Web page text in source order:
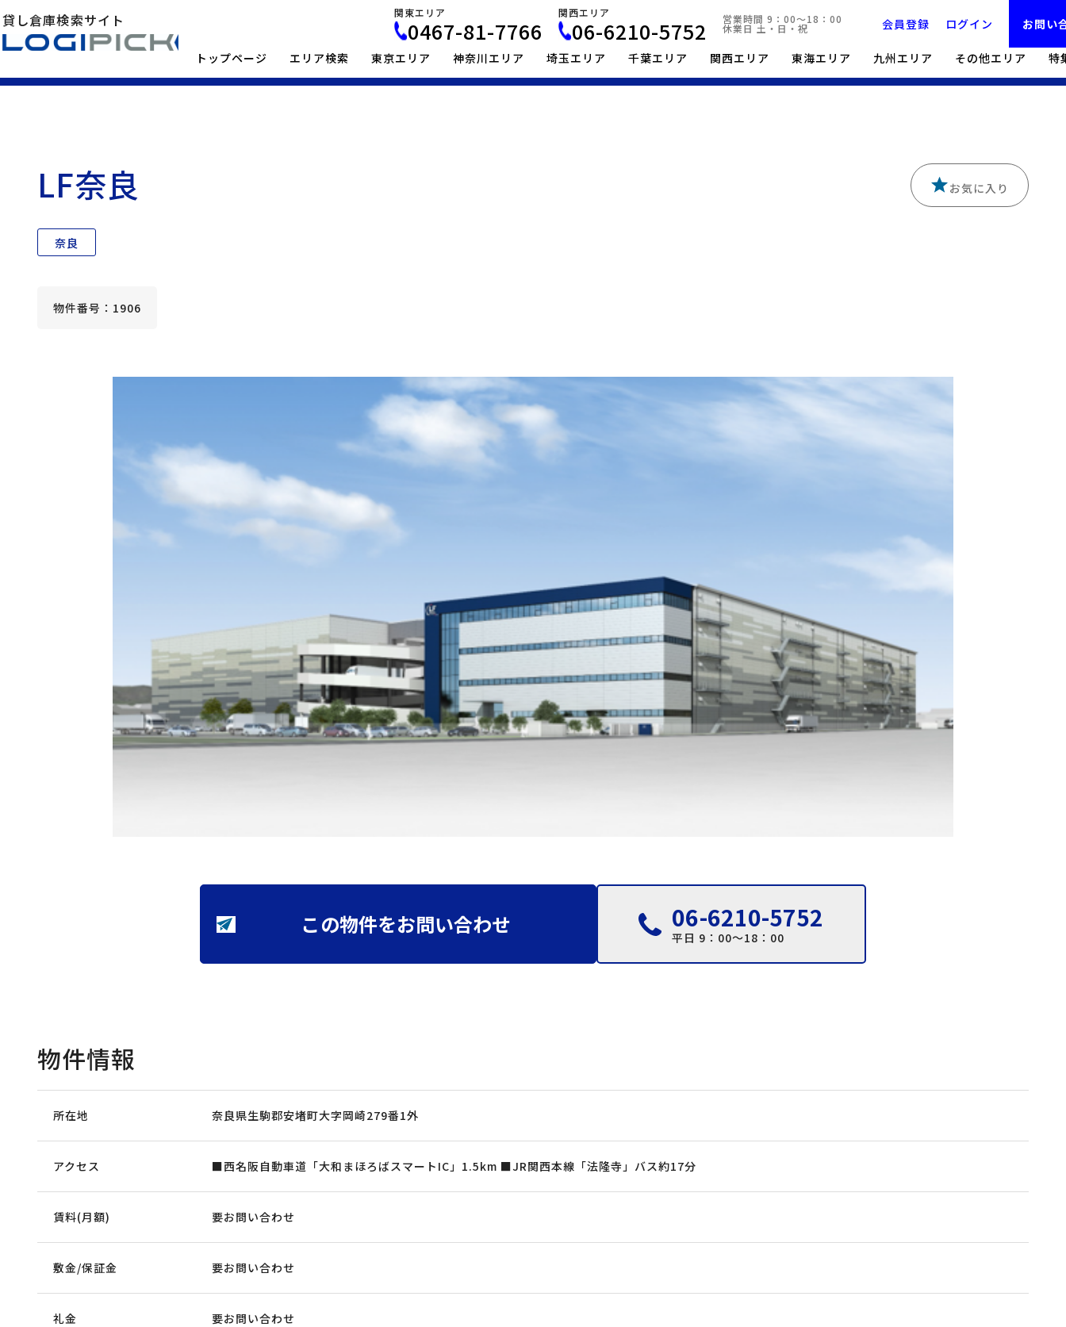
貸し倉庫検索サイト 関東エリア
0467-81-7766
関西エリア
06-6210-5752 営業時間 9：00～18：00
休業日 土・日・祝 会員登録 ログイン お問い
トップページ エリア検索 東京エリア 神奈川エリア 埼玉エリア 千葉エリア 関西エリア 東海エリア 九州エリア その他エリア 特
LOGIPICK:TOP 貸し倉庫一覧・検索 LF奈良
LF奈良
奈良
物件番号：1906
お気に入り
この物件をお問い合わせ 06-6210-5752
平日 9：00～18：00
物件情報
所在地 奈良県生駒郡安堵町大字岡崎279番1外
アクセス ■西名阪自動車道「大和まほろばスマートIC」1.5km ■JR関西本線「法隆寺」バス約17分
賃料(月額) 要お問い合わせ
敷金/保証金 要お問い合わせ
礼金 要お問い合わせ